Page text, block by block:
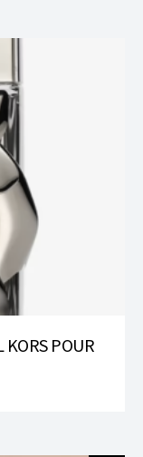
POUR